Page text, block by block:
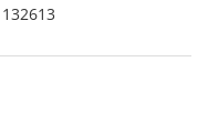
132613